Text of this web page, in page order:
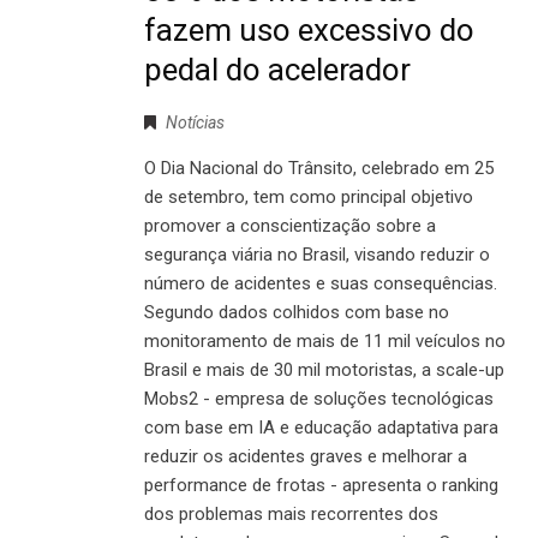
fazem uso excessivo do
pedal do acelerador
Notícias
O Dia Nacional do Trânsito, celebrado em 25
de setembro, tem como principal objetivo
promover a conscientização sobre a
segurança viária no Brasil, visando reduzir o
número de acidentes e suas consequências.
Segundo dados colhidos com base no
monitoramento de mais de 11 mil veículos no
Brasil e mais de 30 mil motoristas, a scale-up
Mobs2 - empresa de soluções tecnológicas
com base em IA e educação adaptativa para
reduzir os acidentes graves e melhorar a
performance de frotas - apresenta o ranking
dos problemas mais recorrentes dos